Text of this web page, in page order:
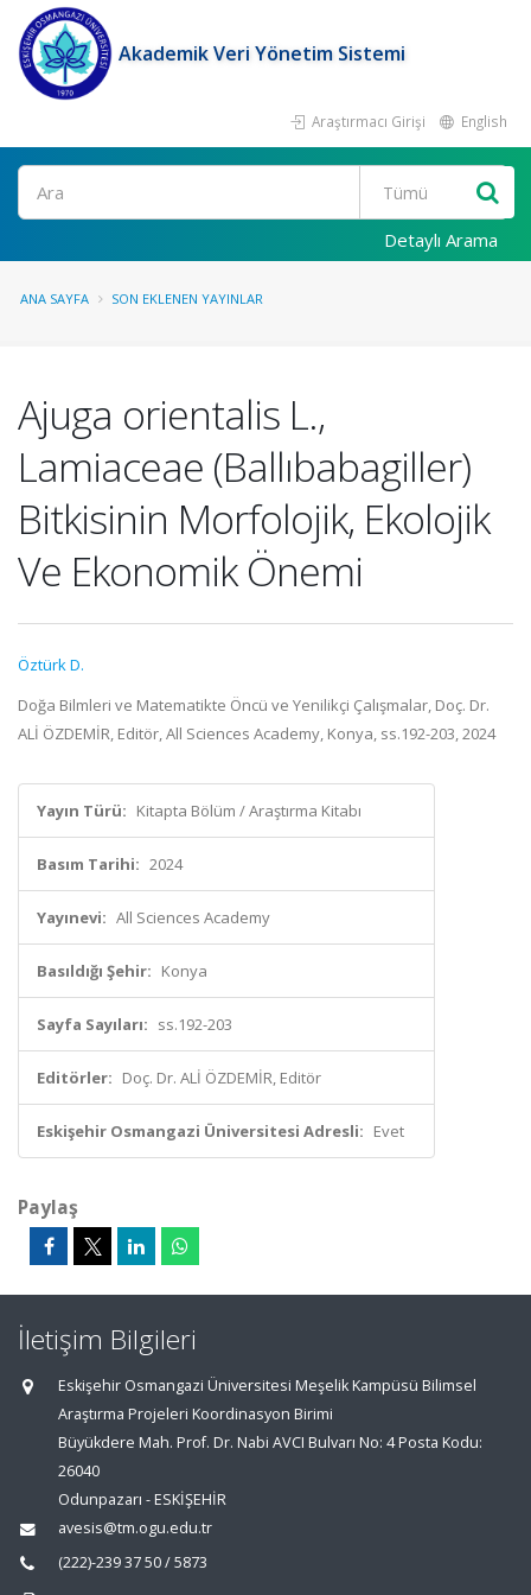
Akademik Veri Yönetim Sistemi
Araştırmacı Girişi English
Ara
Detaylı Arama
ANA SAYFA SON EKLENEN YAYINLAR
Ajuga orientalis L.,
Lamiaceae (Ballıbabagiller)
Bitkisinin Morfolojik, Ekolojik
Ve Ekonomik Önemi
Öztürk D.
Doğa Bilmleri ve Matematikte Öncü ve Yenilikçi Çalışmalar, Doç. Dr.
ALİ ÖZDEMİR, Editör, All Sciences Academy, Konya, ss.192-203, 2024
Yayın Türü: Kitapta Bölüm / Araştırma Kitabı
Basım Tarihi: 2024
Yayınevi: All Sciences Academy
Basıldığı Şehir: Konya
Sayfa Sayıları: ss.192-203
Editörler: Doç. Dr. ALİ ÖZDEMİR, Editör
Eskişehir Osmangazi Üniversitesi Adresli: Evet
Paylaş
İletişim Bilgileri
Eskişehir Osmangazi Üniversitesi Meşelik Kampüsü Bilimsel
Araştırma Projeleri Koordinasyon Birimi
Büyükdere Mah. Prof. Dr. Nabi AVCI Bulvarı No: 4 Posta Kodu:
26040
Odunpazarı - ESKİŞEHİR
avesis@tm.ogu.edu.tr
(222)-239 37 50 / 5873